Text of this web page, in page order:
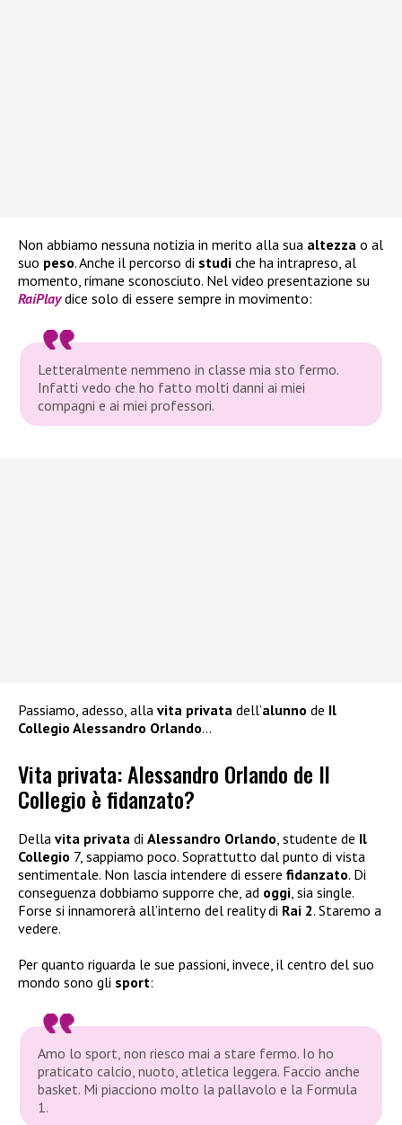
Non abbiamo nessuna notizia in merito alla sua altezza o al
suo peso. Anche il percorso di studi che ha intrapreso, al
momento, rimane sconosciuto. Nel video presentazione su
RaiPlay dice solo di essere sempre in movimento:
Letteralmente nemmeno in classe mia sto fermo.
Infatti vedo che ho fatto molti danni ai miei
compagni e ai miei professori.
Passiamo, adesso, alla vita privata dell’alunno de Il
Collegio Alessandro Orlando…
Vita privata: Alessandro Orlando de Il
Collegio è fidanzato?
Della vita privata di Alessandro Orlando , studente de Il
Collegio 7, sappiamo poco. Soprattutto dal punto di vista
sentimentale. Non lascia intendere di essere fidanzato. Di
conseguenza dobbiamo supporre che, ad oggi , sia single.
Forse si innamorerà all’interno del reality di Rai 2. Staremo a
vedere.
Per quanto riguarda le sue passioni, invece, il centro del suo
mondo sono gli sport:
Amo lo sport, non riesco mai a stare fermo. Io ho
praticato calcio, nuoto, atletica leggera. Faccio anche
basket. Mi piacciono molto la pallavolo e la Formula
1.